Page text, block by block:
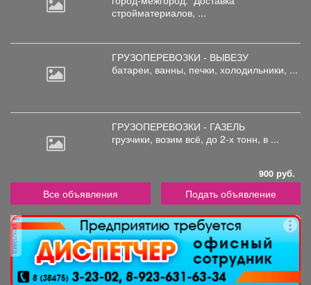
стройматериалов, ...
ГРУЗОПЕРЕВОЗКИ - ВЫВЕЗУ
батареи, ванны, печки, холодильники, ...
ГРУЗОПЕРЕВОЗКИ - ГАЗЕЛЬ
грузчики, возим всё, до 2-х тонн, в ...
900 руб.
Все объявления Подать объявление
реклама